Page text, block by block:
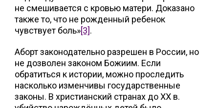
не смешивается с кровью матери. Доказано
также то, что не рожденный ребенок
чувствует боль»[3].
Аборт законодательно разрешен в России, но
не дозволен законом Божиим. Если
обратиться к истории, можно проследить
насколько изменчивы государственные
законы. В христианский странах до XX в.